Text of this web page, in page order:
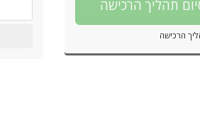
הרכישה